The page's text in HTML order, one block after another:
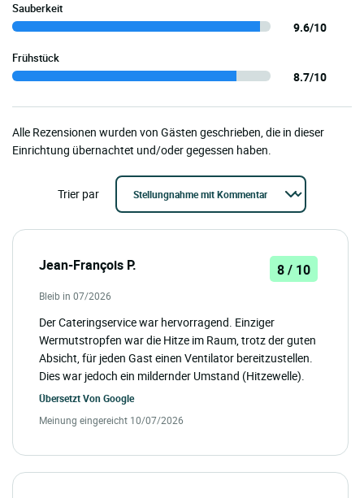
Sauberkeit
9.6/10
Frühstück
8.7/10
Alle Rezensionen wurden von Gästen geschrieben, die in dieser
Einrichtung übernachtet und/oder gegessen haben.
Trier par
Jean-François P. 8 / 10
Bleib in 07/2026
Der Cateringservice war hervorragend. Einziger
Wermutstropfen war die Hitze im Raum, trotz der guten
Absicht, für jeden Gast einen Ventilator bereitzustellen.
Dies war jedoch ein mildernder Umstand (Hitzewelle).
Übersetzt Von Google
Meinung eingereicht 10/07/2026